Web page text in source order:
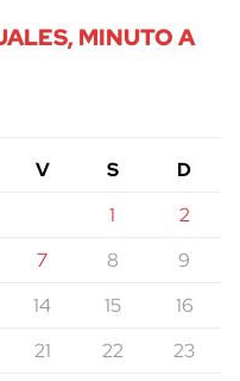
MINUTO A
V S
D
1
2
7 8
9
14 15
16
21 22
23